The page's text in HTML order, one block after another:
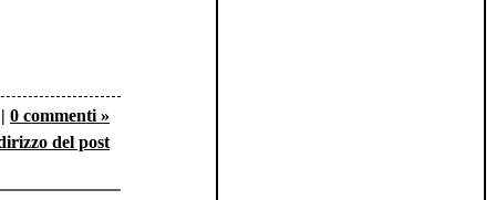
| 0 commenti »
del post